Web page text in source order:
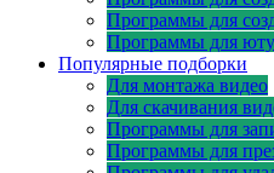
Программы для
Программы для
Популярные подборки
Для монтажа видео
Для скачивания
Программы для
Программы для